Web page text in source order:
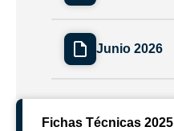
Junio 2026
Fichas Técnicas 2025